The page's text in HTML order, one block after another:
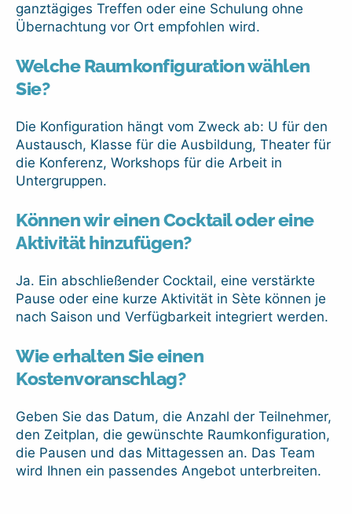
ganztägiges Treffen oder eine Schulung ohne
Übernachtung vor Ort empfohlen wird.
Welche Raumkonfiguration wählen
Sie?
Die Konfiguration hängt vom Zweck ab: U für den
Austausch, Klasse für die Ausbildung, Theater für
die Konferenz, Workshops für die Arbeit in
Untergruppen.
Können wir einen Cocktail oder eine
Aktivität hinzufügen?
Ja. Ein abschließender Cocktail, eine verstärkte
Pause oder eine kurze Aktivität in Sète können je
nach Saison und Verfügbarkeit integriert werden.
Wie erhalten Sie einen
Kostenvoranschlag?
Geben Sie das Datum, die Anzahl der Teilnehmer,
den Zeitplan, die gewünschte Raumkonfiguration,
die Pausen und das Mittagessen an. Das Team
wird Ihnen ein passendes Angebot unterbreiten.